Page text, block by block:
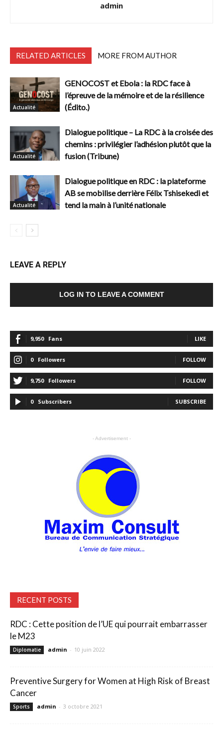
admin
RELATED ARTICLES MORE FROM AUTHOR
Actualité
GENOCOST et Ebola : la RDC face à
l’épreuve de la mémoire et de la résilience
(Édito.)
Actualité
Dialogue politique – La RDC à la croisée des
chemins : privilégier l’adhésion plutôt que la
fusion (Tribune)
Actualité
Dialogue politique en RDC : la plateforme
AB se mobilise derrière Félix Tshisekedi et
tend la main à l’unité nationale
LEAVE A REPLY
LOG IN TO LEAVE A COMMENT
9,950 Fans LIKE
0 Followers FOLLOW
9,750 Followers FOLLOW
0 Subscribers SUBSCRIBE
- Advertisement -
RECENT POSTS
RDC : Cette position de l’UE qui pourrait embarrasser
le M23
Diplomatie admin - 10 juin 2022
Preventive Surgery for Women at High Risk of Breast
Cancer
Sports admin - 3 octobre 2021